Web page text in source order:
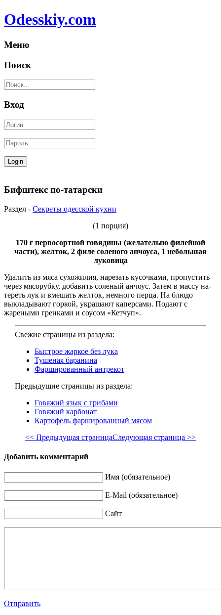
Odesskiy.com
Меню
Поиск
Вход
Бифштекс по-татарски
Раздел - Секреты одесской кухни
(1 порция)
170 г первосортной говядины (желательно филейной
части), желток, 2 филе соленого анчоуса, 1 небольшая
луковица
Удалить из мяса сухожилия, нарезать кусочками, пропустить
через мясорубку, добавить соленый анчоус. Затем в массу на­
тереть лук и вмешать желток, немного перца. На блюдо
выкладывают горкой, украшают каперсами. Подают с
жареными гренками и соусом «Кетчуп».
Свежие страницы из раздела:
Быстрое жаркое без лука
Тушеная баранина
Фаршированный антрекот
Предыдущие страницы из раздела:
Говяжий язык с грибами
Говяжий карбонат
Картофель фаршированный мясом
<< Предыдущая страницаСледующая страница >>
Добавить комментарий
Имя (обязательное)
E-Mail (обязательное)
Сайт
Отправить